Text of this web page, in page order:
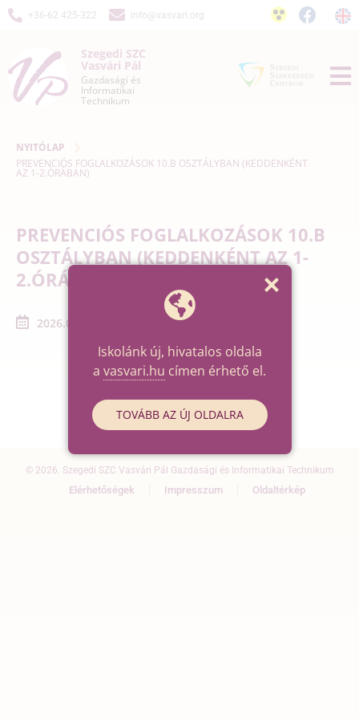
+36-62 425-322 info@vasvari.org
Szegedi SZC
Vasvári Pál
Gazdasági és
Informatikai
Technikum
NYITÓLAP
PREVENCIÓS FOGLALKOZÁSOK 10.B OSZTÁLYBAN (KEDDENKÉNT
AZ 1-2.ÓRÁBAN)
PREVENCIÓS FOGLALKOZÁSOK 10.B
OSZTÁLYBAN (KEDDENKÉNT AZ 1-
2.ÓRÁBAN)
2026.01.20. - 2026.02.10.
© 2026. Szegedi SZC Vasvári Pál Gazdasági és Informatikai Technikum
Elérhetőségek Impresszum Oldaltérkép
Iskolánk új, hivatalos oldala
a vasvari.hu címen érhető el.
TOVÁBB AZ ÚJ OLDALRA